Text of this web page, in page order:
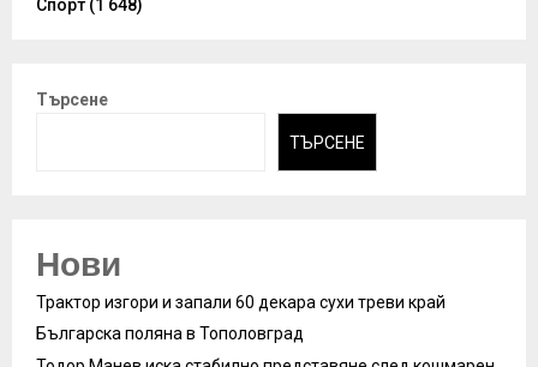
Спорт (1 648)
Търсене
ТЪРСЕНЕ
Нови
Трактор изгори и запали 60 декара сухи треви край
Българска поляна в Тополовград